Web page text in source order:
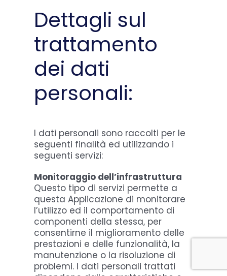
Dettagli sul
trattamento
dei dati
personali:
I dati personali sono raccolti per le
seguenti finalità ed utilizzando i
seguenti servizi:
Monitoraggio dell’infrastruttura
Questo tipo di servizi permette a
questa Applicazione di monitorare
l’utilizzo ed il comportamento di
componenti della stessa, per
consentirne il miglioramento delle
prestazioni e delle funzionalità, la
manutenzione o la risoluzione di
problemi. I dati personali trattati